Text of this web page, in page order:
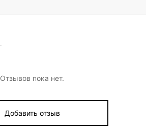
Отзывов пока нет.
Добавить отзыв